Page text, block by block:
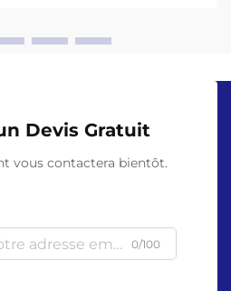
Devis Gratuit
vous contactera bientôt.
0/100